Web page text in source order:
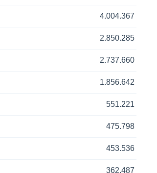
4.004.367
2.850.285
2.737.660
1.856.642
551.221
475.798
453.536
362.487